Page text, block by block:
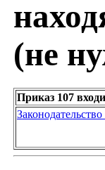
(не
Приказ 107